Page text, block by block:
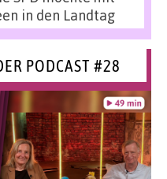
in den Landtag
PODCAST #28